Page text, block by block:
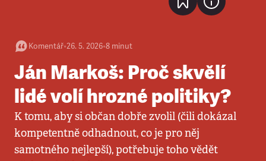
Komentář•26. 5. 2026•8 minut
Ján Markoš: Proč skvělí
lidé volí hrozné politiky?
K tomu, aby si občan dobře zvolil (čili dokázal
kompetentně odhadnout, co je pro něj
samotného nejlepší), potřebuje toho vědět